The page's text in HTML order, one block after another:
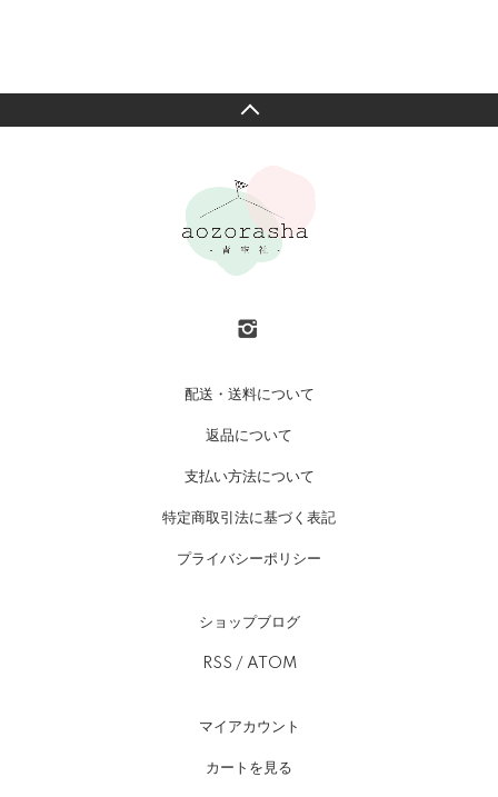
配送・送料について
返品について
支払い方法について
特定商取引法に基づく表記
プライバシーポリシー
ショップブログ
RSS / ATOM
マイアカウント
カートを見る